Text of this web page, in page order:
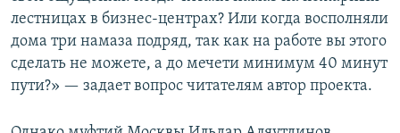
лестницах в бизнес-центрах? Или когда восполняли
дома три намаза подряд, так как на работе вы этого
сделать не можете, а до мечети минимум 40 минут
пути?» — задает вопрос читателям автор проекта.